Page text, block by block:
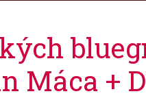
Máca +